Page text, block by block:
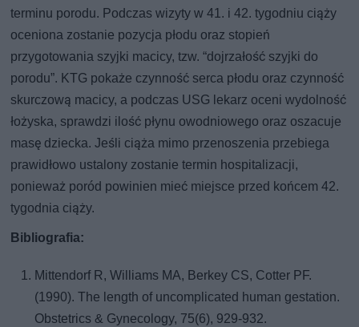
terminu porodu. Podczas wizyty w 41. i 42. tygodniu ciąży
oceniona zostanie pozycja płodu oraz stopień
przygotowania szyjki macicy, tzw. “dojrzałość szyjki do
porodu”. KTG pokaże czynność serca płodu oraz czynność
skurczową macicy, a podczas USG lekarz oceni wydolność
łożyska, sprawdzi ilość płynu owodniowego oraz oszacuje
masę dziecka. Jeśli ciąża mimo przenoszenia przebiega
prawidłowo ustalony zostanie termin hospitalizacji,
ponieważ poród powinien mieć miejsce przed końcem 42.
tygodnia ciąży.
Bibliografia:
Mittendorf R, Williams MA, Berkey CS, Cotter PF.
(1990). The length of uncomplicated human gestation.
Obstetrics & Gynecology, 75(6), 929-932.